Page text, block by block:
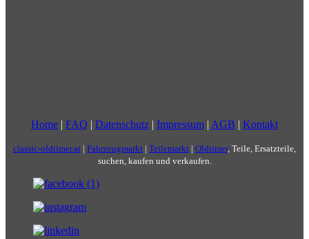
Home | FAQ | Datenschutz | Impressum | AGB | Kontakt
classic-oldtimer.at | Fahrzeugmarkt | Teilemarkt | Oldtimer, Teile, Ersatzteile,
suchen, kaufen und verkaufen.